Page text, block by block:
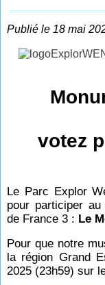
Publié le 18 mai
votez
Le Parc Explor
pour participer
de France 3 : Le
Pour que notre
la région Grand
2025 (23h59) sur